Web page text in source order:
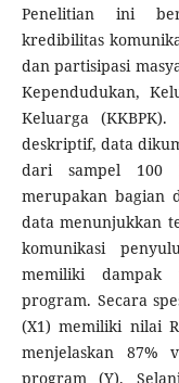
Penelitian ini
kredibilitas
dan partisipasi
Kependudukan,
Keluarga
deskriptif, data
dari sampel 100
merupakan bagian
data menunjukkan
komunikasi
memiliki dampak
program. Secara
(X1) memiliki nilai
menjelaskan 87%
program (Y).